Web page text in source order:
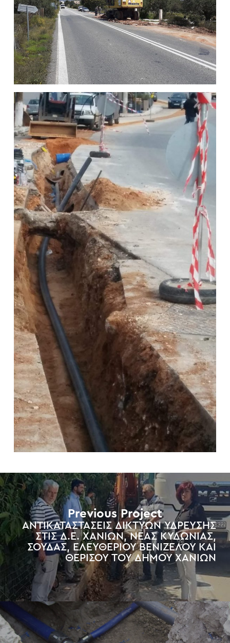
Previous Project
ΑΝΤΙΚΑΤΑΣΤΑΣΕΙΣ ΔΙΚΤΥΩΝ ΥΔΡΕΥΣΗΣ
ΣΤΙΣ Δ.Ε. ΧΑΝΙΩΝ, ΝΕΑΣ ΚΥΔΩΝΙΑΣ,
ΣΟΥΔΑΣ, ΕΛΕΥΘΕΡΙΟΥ ΒΕΝΙΖΕΛΟΥ ΚΑΙ
ΘΕΡΙΣΟΥ ΤΟΥ ΔΗΜΟΥ ΧΑΝΙΩΝ